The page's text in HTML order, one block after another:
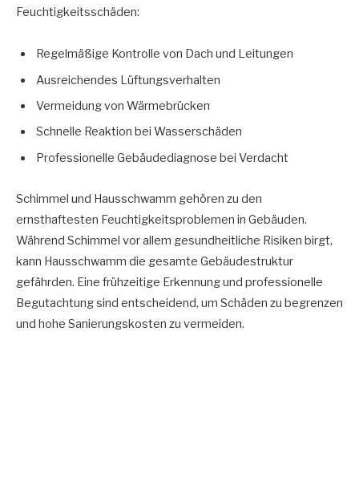
Feuchtigkeitsschäden:
Regelmäßige Kontrolle von Dach und Leitungen
Ausreichendes Lüftungsverhalten
Vermeidung von Wärmebrücken
Schnelle Reaktion bei Wasserschäden
Professionelle Gebäudediagnose bei Verdacht
Schimmel und Hausschwamm gehören zu den
ernsthaftesten Feuchtigkeitsproblemen in Gebäuden.
Während Schimmel vor allem gesundheitliche Risiken birgt,
kann Hausschwamm die gesamte Gebäudestruktur
gefährden. Eine frühzeitige Erkennung und professionelle
Begutachtung sind entscheidend, um Schäden zu begrenzen
und hohe Sanierungskosten zu vermeiden.